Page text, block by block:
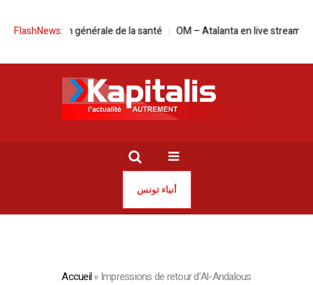
FlashNews:générale de la santé OM – Atalanta en live streaming : le
أنباء تونس
Accueil»Impressions de retour d’Al-Andalous